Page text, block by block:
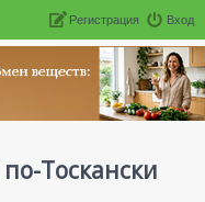
Вход
Регистрация
Тоскански